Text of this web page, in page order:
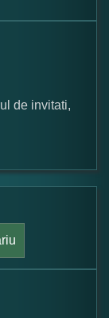
de invitati,